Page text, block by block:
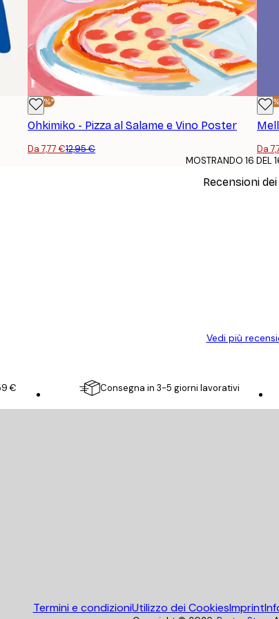
-40%*
Ohkimiko - Pizza al Salame e Vino Poster
Da 7,77 €12,95 €
-
Da
MOSTRANDO 16 DEL
Recensioni
Vedi più
€ Consegna in 3-5 giorni lavorativi
Termini e condizioniUtilizzo dei CookiesImprint